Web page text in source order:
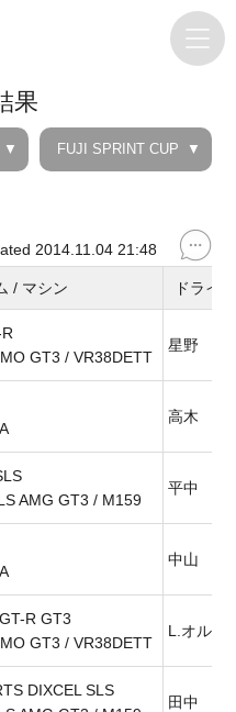
果
FUJI SPRINT CUP
2014.11.04 21:48
/ マシン ドライ
GT3 / VR38DETT
星野 一
高木 真
AMG GT3 / M159
平中 克
中山 友
R GT3
GT3 / VR38DETT
L.オルド
DIXCEL SLS
田中 哲